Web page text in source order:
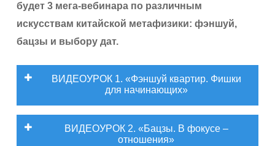
будет 3 мега-вебинара по различным
искусствам китайской метафизики: фэншуй,
бацзы и выбору дат.
ВИДЕОУРОК 1. «Фэншуй квартир. Фишки
для начинающих»
ВИДЕОУРОК 2. «Бацзы. В фокусе –
отношения»